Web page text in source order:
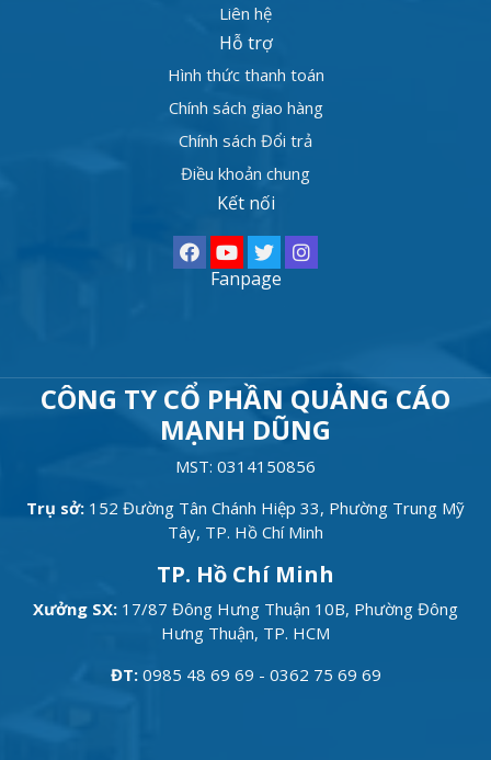
Liên hệ
Hỗ trợ
Hình thức thanh toán
Chính sách giao hàng
Chính sách Đổi trả
Điều khoản chung
Kết nối
Fanpage
CÔNG TY CỔ PHẦN QUẢNG CÁO
MẠNH DŨNG
MST: 0314150856
Trụ sở: 152 Đường Tân Chánh Hiệp 33, Phường Trung Mỹ
Tây, TP. Hồ Chí Minh
TP. Hồ Chí Minh
Xưởng SX: 17/87 Đông Hưng Thuận 10B, Phường Đông
Hưng Thuận, TP. HCM
ĐT:0985 48 69 69 - 0362 75 69 69